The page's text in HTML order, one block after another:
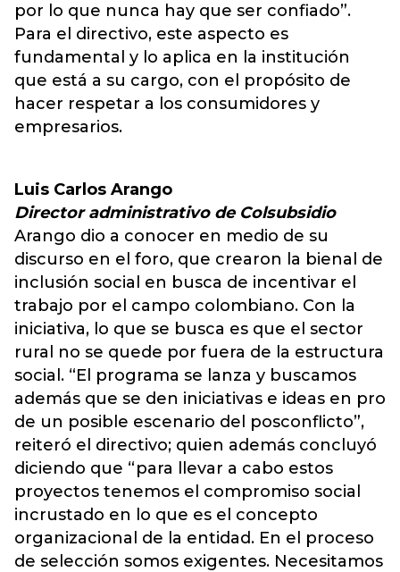
por lo que nunca hay que ser confiado”.
Para el directivo, este aspecto es
fundamental y lo aplica en la institución
que está a su cargo, con el propósito de
hacer respetar a los consumidores y
empresarios.
Luis Carlos Arango
Director administrativo de Colsubsidio
Arango dio a conocer en medio de su
discurso en el foro, que crearon la bienal de
inclusión social en busca de incentivar el
trabajo por el campo colombiano. Con la
iniciativa, lo que se busca es que el sector
rural no se quede por fuera de la estructura
social. “El programa se lanza y buscamos
además que se den iniciativas e ideas en pro
de un posible escenario del posconflicto”,
reiteró el directivo; quien además concluyó
diciendo que “para llevar a cabo estos
proyectos tenemos el compromiso social
incrustado en lo que es el concepto
organizacional de la entidad. En el proceso
de selección somos exigentes. Necesitamos